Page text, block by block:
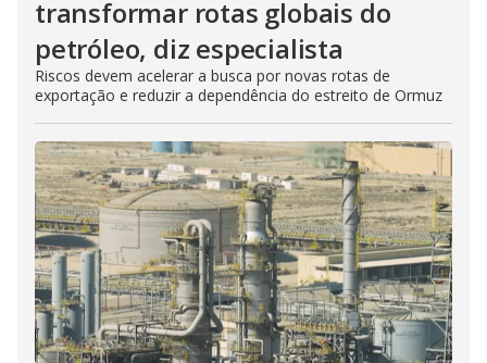
transformar rotas globais do
petróleo, diz especialista
Riscos devem acelerar a busca por novas rotas de
exportação e reduzir a dependência do estreito de Ormuz